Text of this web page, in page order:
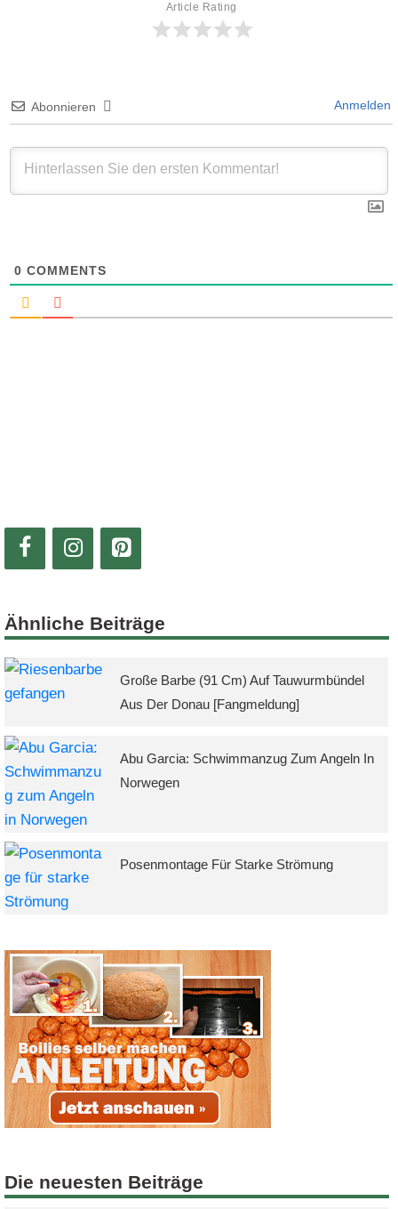
Article Rating
Abonnieren Anmelden
0 COMMENTS
Ähnliche Beiträge
Große Barbe (91 Cm) Auf Tauwurmbündel
Aus Der Donau [Fangmeldung]
Abu Garcia: Schwimmanzug Zum Angeln In
Norwegen
Posenmontage Für Starke Strömung
Die neuesten Beiträge